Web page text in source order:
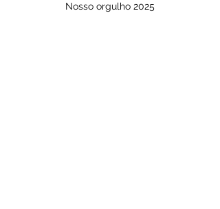
Nosso orgulho 2025